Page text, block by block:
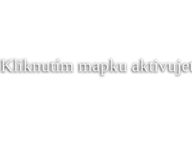
Kliknutím mapku